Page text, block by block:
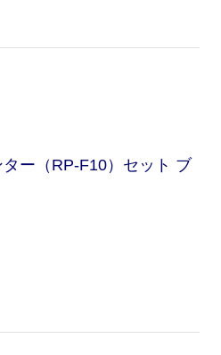
ー（RP-F10）セット ブ